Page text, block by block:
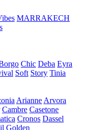
MARRAKECH
Chic Deba Eyra
Soft Story Tinia
Arianne Arvora
Cambre Casetone
Cronos Dassel
Golden